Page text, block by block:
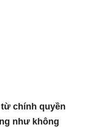
chính quyền
như không